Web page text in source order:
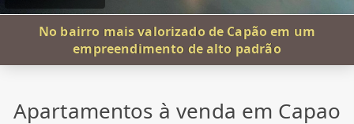
No bairro mais valorizado de Capão em um
empreendimento de alto padrão
Apartamentos à venda em Capao